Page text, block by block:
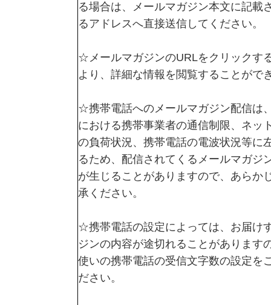
る場合は、メールマガジン本文に記載
るアドレスへ直接送信してください。
☆メールマガジンのURLをクリックす
より、詳細な情報を閲覧することがで
☆携帯電話へのメールマガジン配信は
における携帯事業者の通信制限、ネッ
の負荷状況、携帯電話の電波状況等に
るため、配信されてくるメールマガジ
が生じることがありますので、あらか
承ください。
☆携帯電話の設定によっては、お届け
ジンの内容が途切れることがあります
使いの携帯電話の受信文字数の設定を
ださい。